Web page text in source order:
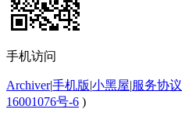
手机访问
Archiver|手机版|小黑屋|服务协议
16001076号-6 )